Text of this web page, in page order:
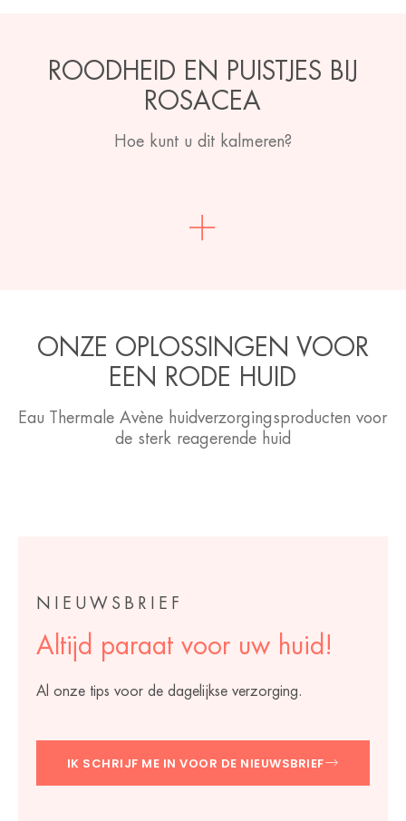
ROODHEID EN PUISTJES BIJ
ROSACEA
Hoe kunt u dit kalmeren?
ONZE OPLOSSINGEN VOOR
EEN RODE HUID
Eau Thermale Avène huidverzorgingsproducten voor
de sterk reagerende huid
NIEUWSBRIEF
Altijd paraat voor uw huid!
Al onze tips voor de dagelijkse verzorging.
IK SCHRIJF ME IN VOOR DE NIEUWSBRIEF